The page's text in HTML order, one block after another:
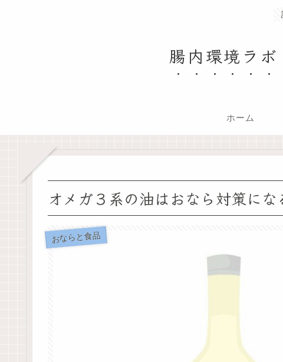
腸内環境ラ
ホーム
オメガ３系の油はおなら対策にな
おならと食品